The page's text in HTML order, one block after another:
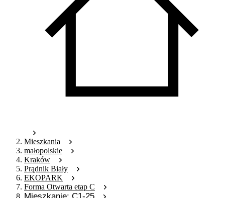
Mieszkania
małopolskie
Kraków
Prądnik Biały
EKOPARK
Forma Otwarta etap C